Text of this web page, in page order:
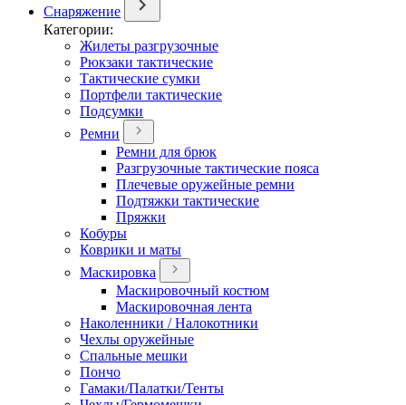
Снаряжение
Категории:
Жилеты разгрузочные
Рюкзаки тактические
Тактические сумки
Портфели тактические
Подсумки
Ремни
Ремни для брюк
Разгрузочные тактические пояса
Плечевые оружейные ремни
Подтяжки тактические
Пряжки
Кобуры
Коврики и маты
Маскировка
Маскировочный костюм
Маскировочная лента
Наколенники / Налокотники
Чехлы оружейные
Спальные мешки
Пончо
Гамаки/Палатки/Тенты